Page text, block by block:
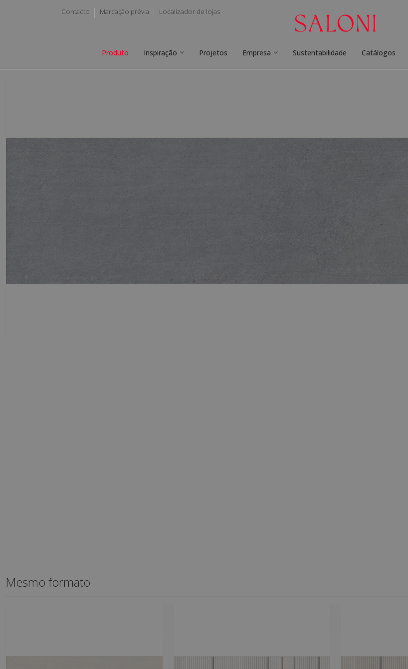
Contacto Marcação prévia Localizador de lojas
Produto Inspiração Projetos Empresa Sustentabilidade Catálogos
Mesmo formato